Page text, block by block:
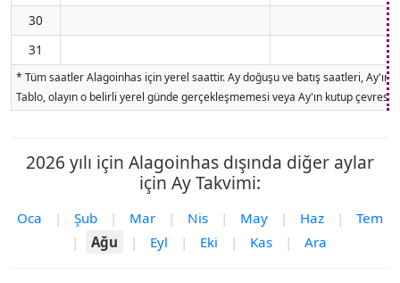
30
31
* Tüm saatler Alagoinhas için yerel saattir. Ay doğuşu ve batış saatleri,
Tablo, olayın o belirli yerel günde gerçekleşmemesi veya Ay'ın kutup
2026 yılı için Alagoinhas dışında diğer aylar
için Ay Takvimi:
Oca | Şub | Mar | Nis | May | Haz |
Tem
|
Ağu | Eyl | Eki | Kas | Ara